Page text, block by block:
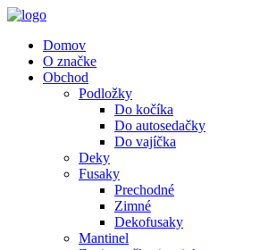
Domov
O značke
Obchod
Podložky
Do kočíka
Do autosedačky
Do vajíčka
Deky
Fusaky
Prechodné
Zimné
Dekofusaky
Mantinel